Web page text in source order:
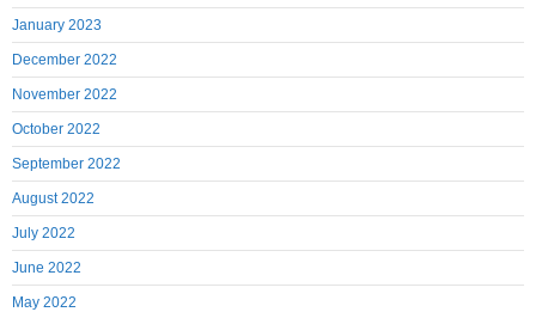
January 2023
December 2022
November 2022
October 2022
September 2022
August 2022
July 2022
June 2022
May 2022